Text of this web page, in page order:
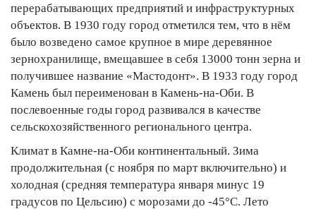
перерабатывающих предприятий и инфраструктурных
объектов. В 1930 году город отметился тем, что в нём
было возведено самое крупное в мире деревянное
зернохранилище, вмещавшее в себя 13000 тонн зерна и
получившее название «Мастодонт». В 1933 году город
Камень был переименован в Камень-на-Оби. В
послевоенные годы город развивался в качестве
сельскохозяйственного регионального центра.
Климат в Камне-на-Оби континентальный. Зима
продолжительная (с ноября по март включительно) и
холодная (средняя температура января минус 19
градусов по Цельсию) с морозами до -45°С. Лето